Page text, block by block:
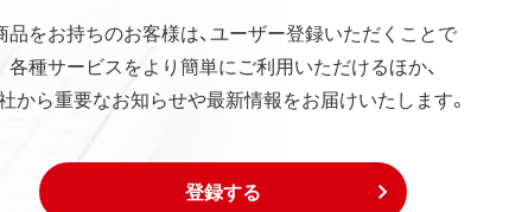
品をお持ちのお客様は、ユーザー登録いただくことで
各種サービスをより簡単にご利用いただけるほか、
から重要なお知らせや最新情報をお届けいたします。
登録する